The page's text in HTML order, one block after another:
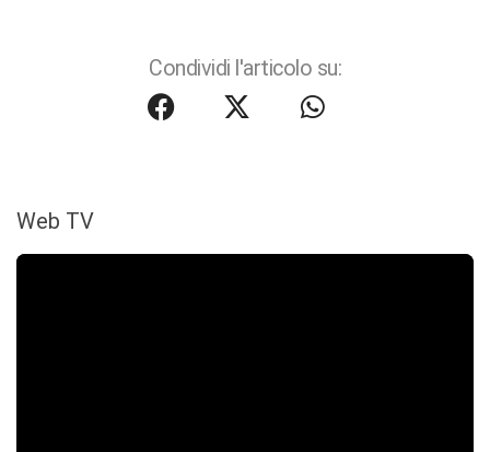
Condividi l'articolo su:
Web TV